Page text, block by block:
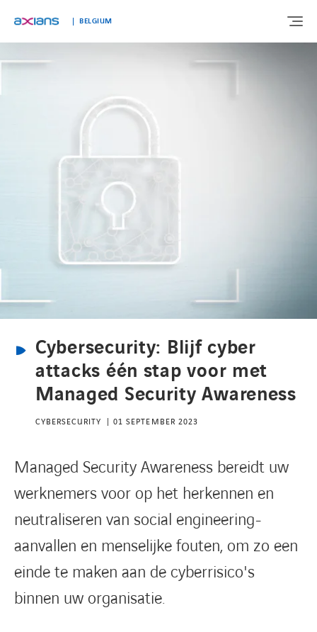
BELGIUM
MARKTEN
KLANTVERHALEN
NIEUWS & INSIGHTS
WERKEN BIJ AXIANS
CONTACT
Cybersecurity: Blijf cyber
attacks één stap voor met
Managed Security Awareness
CYBERSECURITY 01 SEPTEMBER 2023
Managed Security Awareness bereidt uw
werknemers voor op het herkennen en
neutraliseren van social engineering-
aanvallen en menselijke fouten, om zo een
einde te maken aan de cyberrisico's
binnen uw organisatie.